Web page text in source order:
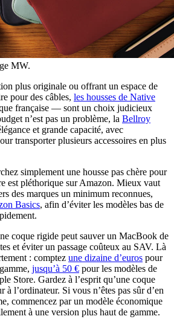
MW.
plus originale ou offrant un espace de
pour des câbles, les housses de Native
française — sont un choix judicieux
n’est pas un problème, la Bellroy
et grande capacité, avec
transporter plusieurs accessoires en plus
simplement une housse pas chère pour
est pléthorique sur Amazon. Mieux vaut
des marques un minimum reconnues,
Basics, afin d’éviter les modèles bas de
coque rigide peut sauver un MacBook de
et éviter un passage coûteux au SAV. Là
: comptez une dizaine d’euros pour
jusqu’à 50 € pour les modèles de
Store. Gardez à l’esprit qu’une coque
à l’ordinateur. Si vous n’êtes pas sûr d’en
commencez par un modèle économique
à une version plus haut de gamme.